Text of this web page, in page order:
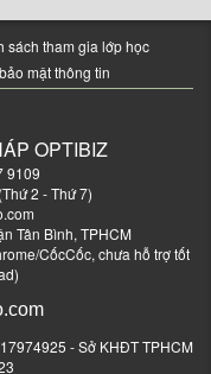
sách tham gia lớp học
mật thông tin
OPTIBIZ
9109
2 - Thứ 7)
Tân Bình, TPHCM
CốcCốc, chưa hỗ trợ tốt
- Sở KHĐT TPHCM